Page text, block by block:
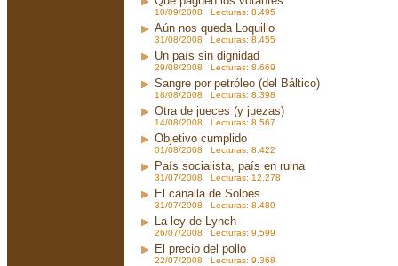
10/09/2008 Lecturas: 8.495
Aún nos queda Loquillo
31/08/2008 Lecturas: 8.455
Un país sin dignidad
29/08/2008 Lecturas: 8.669
Sangre por petróleo (del Báltico)
18/08/2008 Lecturas: 8.398
Otra de jueces (y juezas)
14/08/2008 Lecturas: 8.567
Objetivo cumplido
01/08/2008 Lecturas: 8.422
País socialista, país en ruina
31/07/2008 Lecturas: 12.278
El canalla de Solbes
31/07/2008 Lecturas: 8.480
La ley de Lynch
26/07/2008 Lecturas: 9.599
El precio del pollo
22/07/2008 Lecturas: 9.368